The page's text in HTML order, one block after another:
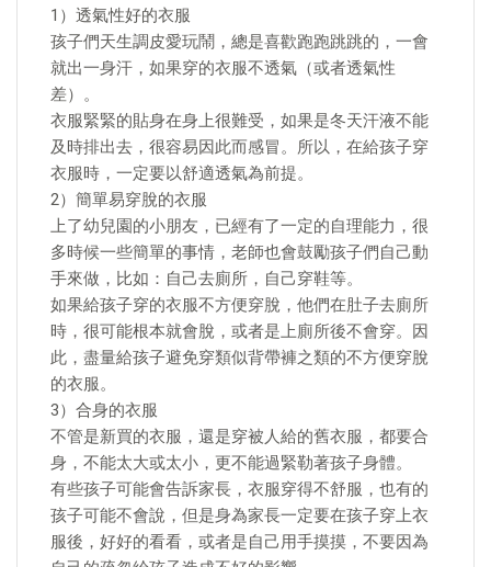
1）透氣性好的衣服
孩子們天生調皮愛玩鬧，總是喜歡跑跑跳跳的，一會
就出一身汗，如果穿的衣服不透氣（或者透氣性
差）。
衣服緊緊的貼身在身上很難受，如果是冬天汗液不能
及時排出去，很容易因此而感冒。所以，在給孩子穿
衣服時，一定要以舒適透氣為前提。
2）簡單易穿脫的衣服
上了幼兒園的小朋友，已經有了一定的自理能力，很
多時候一些簡單的事情，老師也會鼓勵孩子們自己動
手來做，比如：自己去廁所，自己穿鞋等。
如果給孩子穿的衣服不方便穿脫，他們在肚子去廁所
時，很可能根本就會脫，或者是上廁所後不會穿。因
此，盡量給孩子避免穿類似背帶褲之類的不方便穿脫
的衣服。
3）合身的衣服
不管是新買的衣服，還是穿被人給的舊衣服，都要合
身，不能太大或太小，更不能過緊勒著孩子身體。
有些孩子可能會告訴家長，衣服穿得不舒服，也有的
孩子可能不會說，但是身為家長一定要在孩子穿上衣
服後，好好的看看，或者是自己用手摸摸，不要因為